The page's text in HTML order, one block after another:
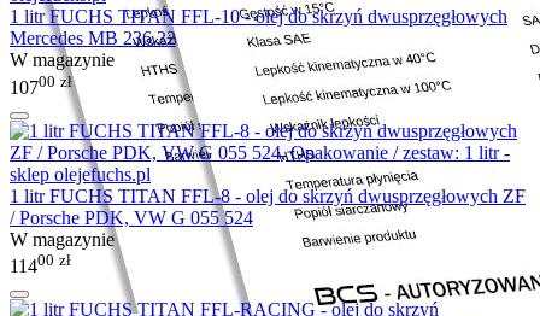
1 litr FUCHS TITAN FFL-10 - olej do skrzyń dwusprzęgłowych
Mercedes MB 236.22
W magazynie
10700 zł
1 litr FUCHS TITAN FFL-8 - olej do skrzyń dwusprzęgłowych ZF
/ Porsche PDK, VW G 055 524
W magazynie
11400 zł